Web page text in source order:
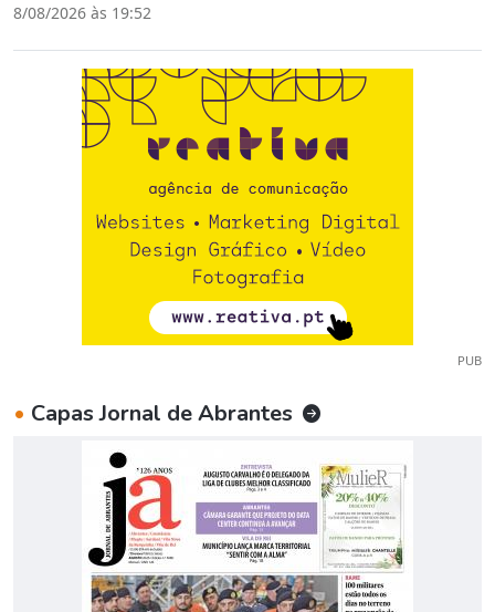
8/08/2026 às 19:52
PUB
• Capas Jornal de Abrantes